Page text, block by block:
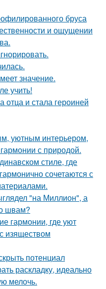
бруса
и ощущении
значение.
учить!
отца и стала героиней
уютным интерьером,
с природой.
стиле, где
сочетаются с
"на Миллион", а
швам?
гармонии, где уют
изяществом
потенциал
раскладку, идеально
мелочь.